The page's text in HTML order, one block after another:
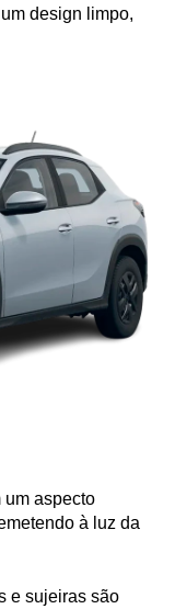
design limpo,
um aspecto
à luz da
e sujeiras são